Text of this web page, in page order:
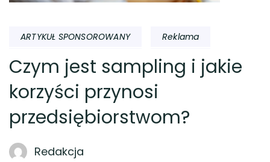
ARTYKUŁ SPONSOROWANY Reklama
Czym jest sampling i jakie
korzyści przynosi
przedsiębiorstwom?
Redakcja